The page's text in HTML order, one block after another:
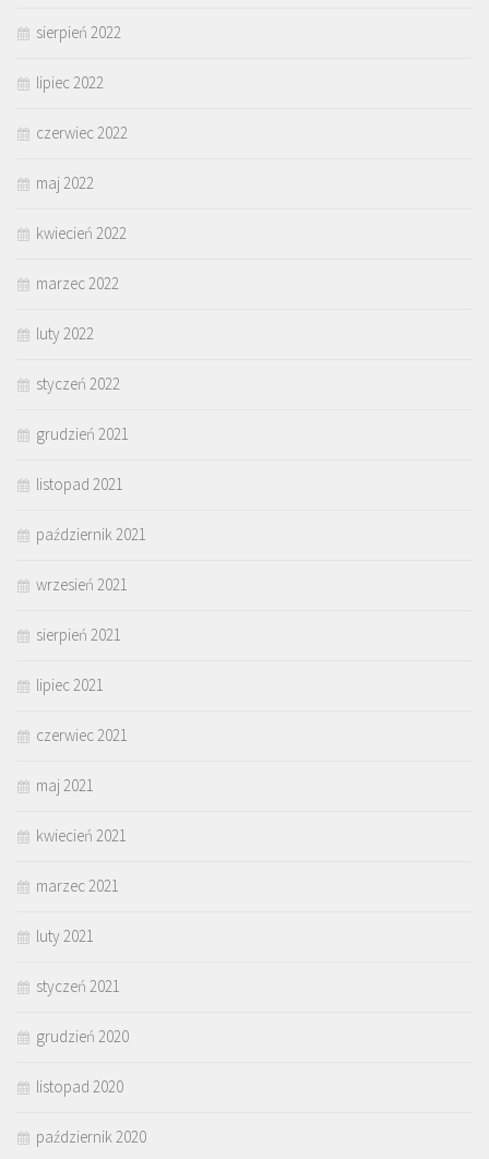
sierpień 2022
lipiec 2022
czerwiec 2022
maj 2022
kwiecień 2022
marzec 2022
luty 2022
styczeń 2022
grudzień 2021
listopad 2021
październik 2021
wrzesień 2021
sierpień 2021
lipiec 2021
czerwiec 2021
maj 2021
kwiecień 2021
marzec 2021
luty 2021
styczeń 2021
grudzień 2020
listopad 2020
październik 2020